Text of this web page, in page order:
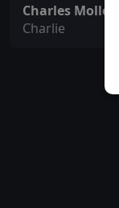
Charles Mollon
Charlie